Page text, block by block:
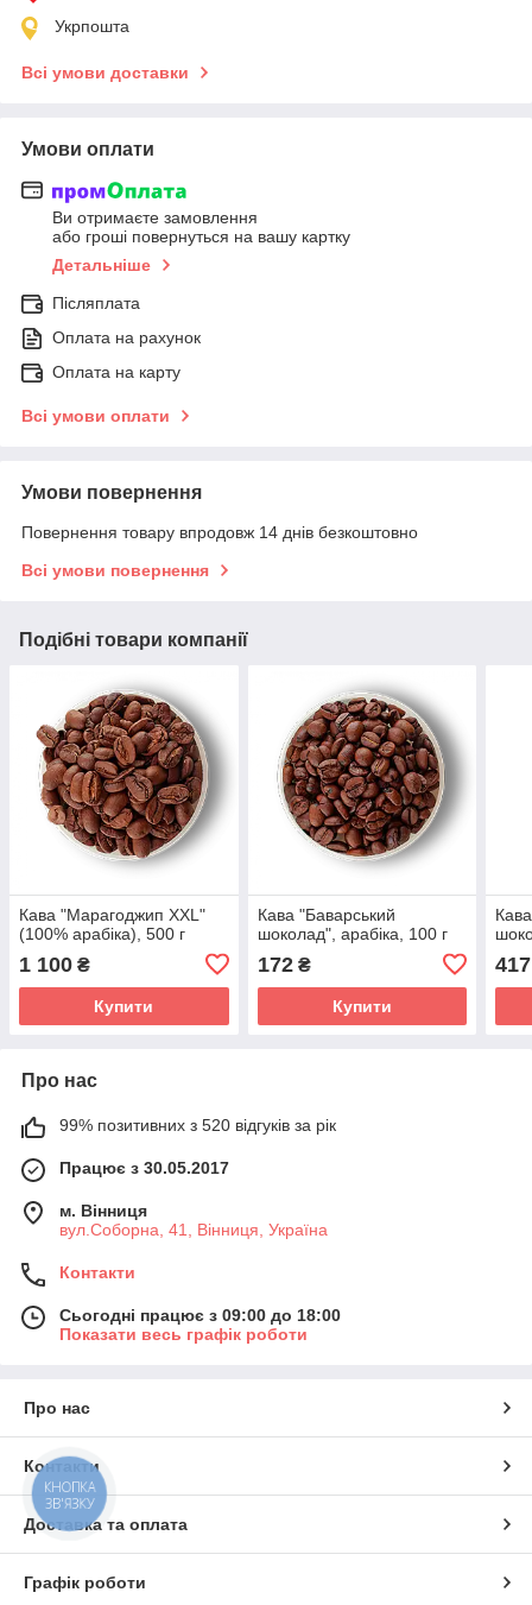
Укрпошта
Всі умови доставки
Умови оплати
Ви отримаєте замовлення
або гроші повернуться на вашу картку
Детальніше
Післяплата
Оплата на рахунок
Оплата на карту
Всі умови оплати
Умови повернення
Повернення товару впродовж 14 днів безкоштовно
Всі умови повернення
Подібні товари компанії
Кава "Марагоджип XXL"
(100% арабіка), 500 г
1 100 ₴
Купити
Кава "Баварський
шоколад", арабіка, 100 г
172₴
Купити
Про нас
99% позитивних з 520 відгуків за рік
Працює з 30.05.2017
м. Вінниця
вул.Соборна, 41, Вінниця, Україна
Контакти
Сьогодні працює з 09:00 до 18:00
Показати весь графік роботи
Про нас
Контакти
Доставка та оплата
Графік роботи
КНОПКА
ЗВ'ЯЗКУ